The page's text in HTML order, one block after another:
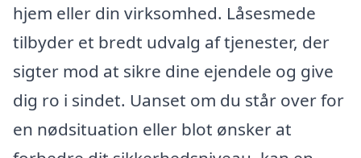
hjem eller din virksomhed. Låsesmede
tilbyder et bredt udvalg af tjenester, der
sigter mod at sikre dine ejendele og give
dig ro i sindet. Uanset om du står over for
en nødsituation eller blot ønsker at